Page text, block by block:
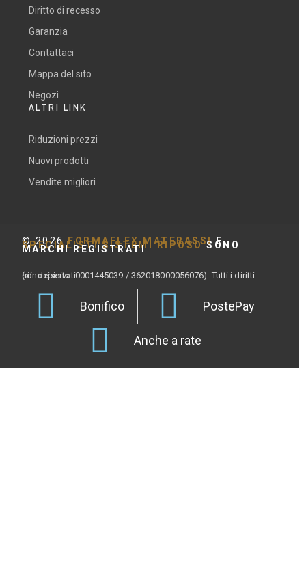
Diritto di recesso
Garanzia
Contattaci
Mappa del sito
Negozi
ALTRI LINK
Riduzioni prezzi
Nuovi prodotti
Vendite migliori
©2026 FORMAFLEX MATERASSIE
SPECIALISTI SISTEMI RIPOSOSONO
MARCHI REGISTRATI
(rif. depisito: 0001445039 / 362018000056076). Tutti i diritti sono riservati.
Bonifico PostePay
Anche a rate